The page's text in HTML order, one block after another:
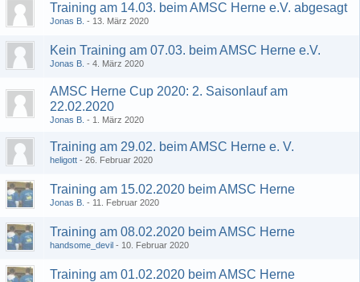
Training am 14.03. beim AMSC Herne e.V. abgesagt
Jonas B. 13. März 2020
Kein Training am 07.03. beim AMSC Herne e.V.
Jonas B. 4. März 2020
AMSC Herne Cup 2020: 2. Saisonlauf am
22.02.2020
Jonas B. 1. März 2020
Training am 29.02. beim AMSC Herne e. V.
heligott 26. Februar 2020
Training am 15.02.2020 beim AMSC Herne
Jonas B. 11. Februar 2020
Training am 08.02.2020 beim AMSC Herne
handsome_devil 10. Februar 2020
Training am 01.02.2020 beim AMSC Herne